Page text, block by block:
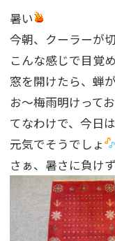
暑い
今朝、クーラーが
こんな感じで目覚
窓を開けたら、蝉
お〜梅雨明けって
てなわけで、今日
元気でそうでしょ
さぁ、暑さに負け